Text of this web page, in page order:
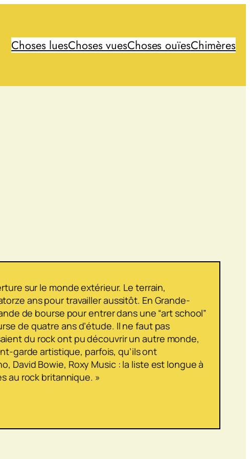
Choses luesChoses vuesChoses ouïesChimères
sur le monde extérieur. Le terrain,
ans pour travailler aussitôt. En Grande-
de bourse pour entrer dans une “art school”
de quatre ans d’étude. Il ne faut pas
du rock ont pu découvrir un autre monde,
garde artistique, parfois, qu’ils ont
David Bowie, Roxy Music : la liste est longue à
au rock britannique. »